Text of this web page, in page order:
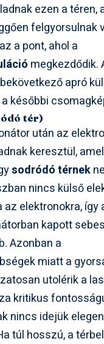
ezen a téren,
felgyorsulnak
a pont, ahol a
megkezdődik.
apró
későbbi
tér)
után az
keresztül,
sodródó térnek
nincs külső
az elektronokra, így
kapott
Azonban a
miatt a
utolérik a
kritikus
nincs idejük
túl hosszú, a